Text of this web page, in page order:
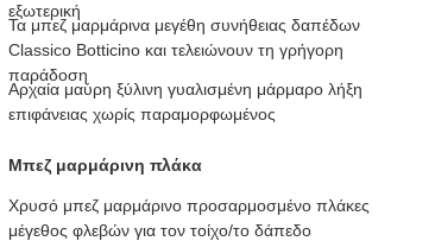
εξωτερική
Τα μπεζ μαρμάρινα μεγέθη συνήθειας δαπέδων
Classico Botticino και τελειώνουν τη γρήγορη
παράδοση
Αρχαία μαύρη ξύλινη γυαλισμένη μάρμαρο λήξη
επιφάνειας χωρίς παραμορφωμένος
Μπεζ μαρμάρινη πλάκα
Χρυσό μπεζ μαρμάρινο προσαρμοσμένο πλάκες
μέγεθος φλεβών για τον τοίχο/το δάπεδο